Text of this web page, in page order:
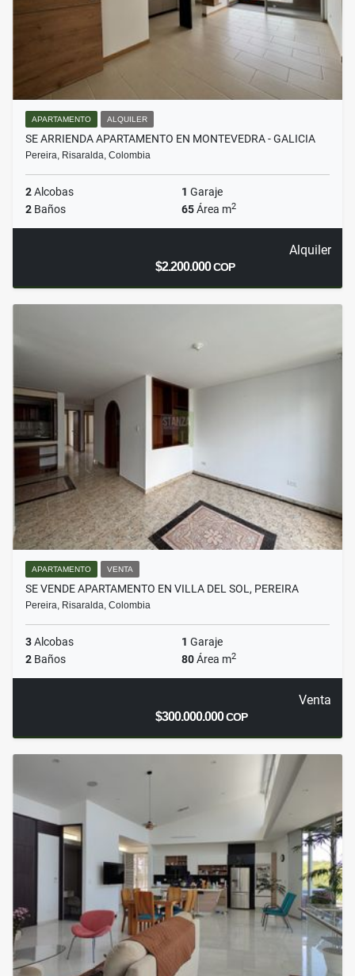
APARTAMENTO ALQUILER
SE ARRIENDA APARTAMENTO EN MONTEVEDRA - GALICIA
Pereira, Risaralda, Colombia
2Alcobas 1 Garaje
2 Baños 65Área m2
Alquiler
$2.200.000COP
APARTAMENTO VENTA
SE VENDE APARTAMENTO EN VILLA DEL SOL, PEREIRA
Pereira, Risaralda, Colombia
3Alcobas 1 Garaje
2 Baños 80Área m2
Venta
$300.000.000COP